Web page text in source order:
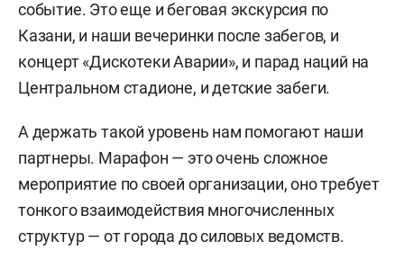
событие. Это еще и беговая экскурсия по
Казани, и наши вечеринки после забегов, и
концерт «Дискотеки Аварии», и парад наций на
Центральном стадионе, и детские забеги.
А держать такой уровень нам помогают наши
партнеры. Марафон — это очень сложное
мероприятие по своей организации, оно требует
тонкого взаимодействия многочисленных
структур — от города до силовых ведомств.